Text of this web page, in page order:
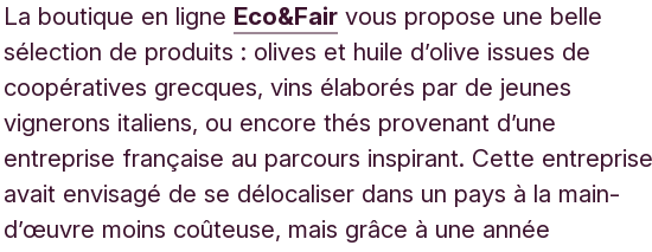
La boutique en ligne Eco&Fair vous propose une belle
sélection de produits : olives et huile d’olive issues de
coopératives grecques, vins élaborés par de jeunes
vignerons italiens, ou encore thés provenant d’une
entreprise française au parcours inspirant. Cette
avait envisagé de se délocaliser dans un pays à la main-
d’œuvre moins coûteuse, mais grâce à une année